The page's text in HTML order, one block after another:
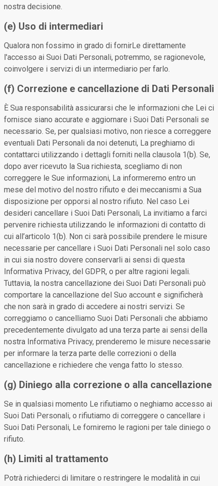
nostra decisione.
(e) Uso di intermediari
Qualora non fossimo in grado di fornirLe direttamente
l'accesso ai Suoi Dati Personali, potremmo, se ragionevole,
coinvolgere i servizi di un intermediario per farlo.
(f) Correzione e cancellazione di Dati Personali
È Sua responsabilità assicurarsi che le informazioni che Lei ci
fornisce siano accurate e aggiornare i Suoi Dati Personali se
necessario. Se, per qualsiasi motivo, non riesce a correggere
eventuali Dati Personali da noi detenuti, La preghiamo di
contattarci utilizzando i dettagli forniti nella clausola 1(b). Se,
dopo aver ricevuto la Sua richiesta, scegliamo di non
correggere le Sue informazioni, La informeremo entro un
mese del motivo del nostro rifiuto e dei meccanismi a Sua
disposizione per opporsi al nostro rifiuto. Nel caso Lei
desideri cancellare i Suoi Dati Personali, La invitiamo a farci
pervenire richiesta utilizzando le informazioni di contatto di
cui all’articolo 1(b). Non ci sarà possibile prendere le misure
necessarie per cancellare i Suoi Dati Personali nel solo caso
in cui sia nostro dovere conservarli ai sensi di questa
Informativa Privacy, del GDPR, o per altre ragioni legali.
Tuttavia, la nostra cancellazione dei Suoi Dati Personali può
comportare la cancellazione del Suo account e significherà
che non sarà in grado di accedere ai nostri servizi. Se
correggiamo o cancelliamo Suoi Dati Personali che abbiamo
precedentemente divulgato ad una terza parte ai sensi della
nostra Informativa Privacy, prenderemo le misure necessarie
per informare la terza parte delle correzioni o della
cancellazione e richiedere che venga fatto lo stesso.
(g) Diniego alla correzione o alla cancellazione
Se in qualsiasi momento Le rifiutiamo o neghiamo accesso ai
Suoi Dati Personali, o rifiutiamo di correggere o cancellare i
Suoi Dati Personali, Le forniremo le ragioni per tale diniego o
rifiuto.
(h) Limiti al trattamento
Potrà richiederci di limitare o restringere le modalità in cui